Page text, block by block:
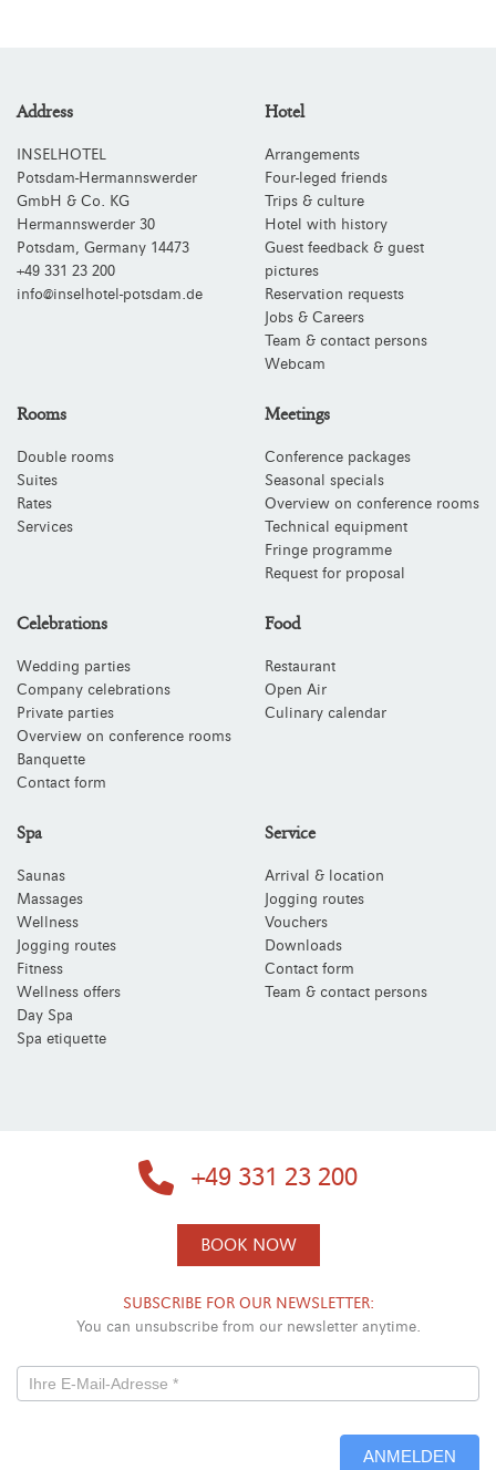
Address
INSELHOTEL
Potsdam-Hermannswerder
GmbH & Co. KG
Hermannswerder 30
Potsdam, Germany 14473
+49 331 23 200
info@inselhotel-potsdam.de
Hotel
Arrangements
Four-leged friends
Trips & culture
Hotel with history
Guest feedback & guest
pictures
Reservation requests
Jobs & Careers
Team & contact persons
Webcam
Rooms
Double rooms
Suites
Rates
Services
Meetings
Conference packages
Seasonal specials
Overview on conference rooms
Technical equipment
Fringe programme
Request for proposal
Celebrations
Wedding parties
Company celebrations
Private parties
Overview on conference rooms
Banquette
Contact form
Food
Restaurant
Open Air
Culinary calendar
Spa
Saunas
Massages
Wellness
Jogging routes
Fitness
Wellness offers
Day Spa
Spa etiquette
Service
Arrival & location
Jogging routes
Vouchers
Downloads
Contact form
Team & contact persons
+49 331 23 200
BOOK NOW
SUBSCRIBE FOR OUR NEWSLETTER:
You can unsubscribe from our newsletter anytime.
Newsletterformular
ANMELDEN